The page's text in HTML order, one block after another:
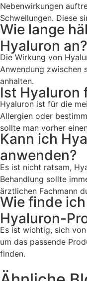
Nebenwirkungen
Schwellungen. Diese
Wie lange
Hyaluron an?
Die Wirkung von
Anwendung zwischen
anhalten.
Ist Hyaluron
Hyaluron ist für die
Allergien oder
sollte man vorher
Kann ich
anwenden?
Es ist nicht ratsam,
Behandlung sollte
ärztlichen Fachmann
Wie finde
Hyaluron-
Es ist wichtig, sich
um das passende
finden.